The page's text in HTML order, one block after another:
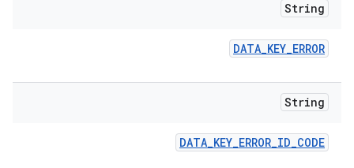
String
DATA_KEY_ERROR
String
DATA_KEY_ERROR_ID_CODE